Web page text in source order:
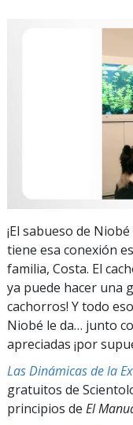
¡El sabueso de
tiene esa conexión
familia, Costa. El
ya puede hacer una
cachorros! Y todo
Niobé le da… junto
apreciadas ¡por
Las Dinámicas de la
gratuitos de
principios de El